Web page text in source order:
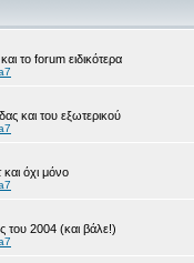
το forum ειδικότερα
και του εξωτερικού
όχι μόνο
του 2004 (και βάλε!)